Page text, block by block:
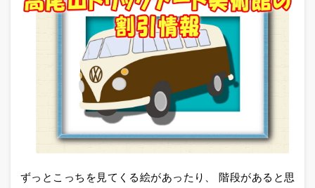
ずっとこっちを見てくる絵があったり、 階段があると思